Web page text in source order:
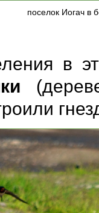
поселок Иогач в
в